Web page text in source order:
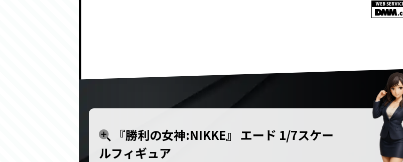
『勝利の女神:NIKKE』 エード 1/7スケー
ルフィギュア